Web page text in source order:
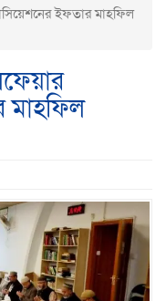
ইফতার মাহফিল
মাহফিল